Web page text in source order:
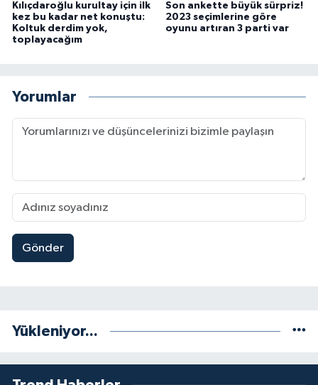
Kılıçdaroğlu kurultay için ilk
kez bu kadar net konuştu:
Koltuk derdim yok,
toplayacağım
Son ankette büyük sürpriz!
2023 seçimlerine göre
oyunu artıran 3 parti var
Yorumlar
Gönder
Yükleniyor...